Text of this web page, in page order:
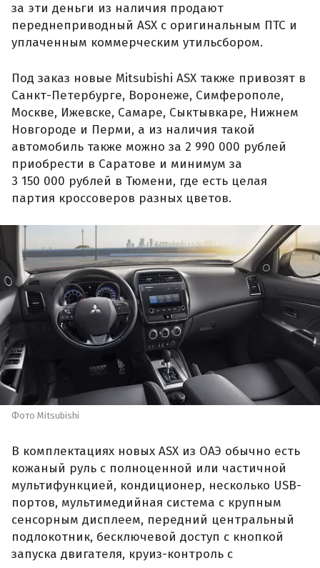
за эти деньги из наличия продают
переднеприводный ASX с оригинальным ПТС и
уплаченным коммерческим утильсбором.
Под заказ новые Mitsubishi ASX также привозят в
Санкт-Петербурге, Воронеже, Симферополе,
Москве, Ижевске, Самаре, Сыктывкаре, Нижнем
Новгороде и Перми, а из наличия такой
автомобиль также можно за 2 990 000 рублей
приобрести в Саратове и минимум за
3 150 000 рублей в Тюмени, где есть целая
партия кроссоверов разных цветов.
Фото Mitsubishi
В комплектациях новых ASX из ОАЭ обычно есть
кожаный руль с полноценной или частичной
мультифункцией, кондиционер, несколько USB-
портов, мультимедийная система с крупным
сенсорным дисплеем, передний центральный
подлокотник, бесключевой доступ с кнопкой
запуска двигателя, круиз-контроль с